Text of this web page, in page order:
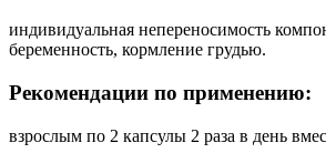
индивидуальная непереносимость
беременность, кормление грудью.
Рекомендации по применению:
взрослым по 2 капсулы 2 раза в день